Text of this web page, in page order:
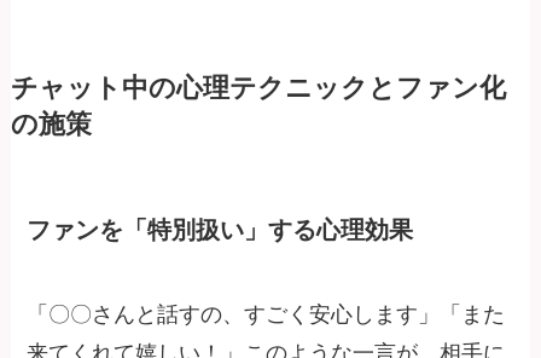
チャット中の心理テクニックとファン化
の施策
ファンを「特別扱い」する心理効果
「〇〇さんと話すの、すごく安心します」「また
来てくれて嬉しい！」このような一言が、相手に